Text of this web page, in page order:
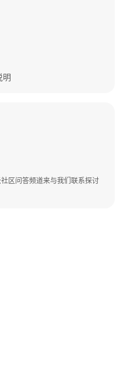
明
区问答频道来与我们联系探讨